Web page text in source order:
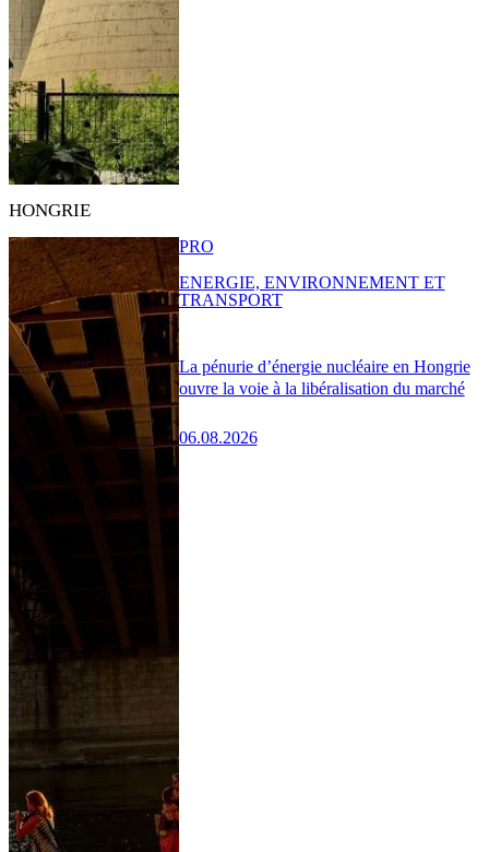
HONGRIE
La pénurie d’énergie nucléaire en Hongrie
ouvre la voie à la libéralisation du marché
06.08.2026
PRO
ENERGIE, ENVIRONNEMENT ET
TRANSPORT